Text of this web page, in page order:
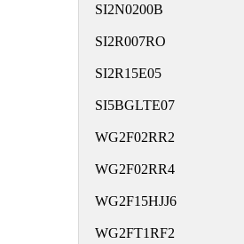
SI2N0200B
SI2R007RO
SI2R15E05
SI5BGLTE07
WG2F02RR2
WG2F02RR4
WG2F15HJJ6
WG2FT1RF2